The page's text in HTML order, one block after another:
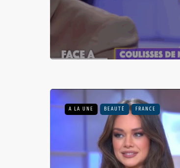
A LA UNE BEAUTÉ FRANCE